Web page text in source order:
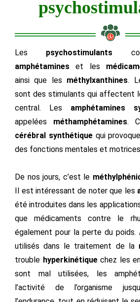
Les psychostimulants
amphétamines et les
ainsi que les méthylxanthines.
sont des stimulants qui affectent
central. Les amphétamines
appelées méthamphétamines.
cérébral synthétiquequi
des fonctions mentales et
De nos jours, c’est le
Il est intéressant de noter que les
été introduites dans les
que médicaments contre le
également pour la perte du poids.
utilisés dans le traitement de la
trouble hyperkinétiquechez les
sont mal utilisées, les
l’activité de l’organisme